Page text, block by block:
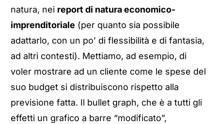
natura, nei report di natura economico-
imprenditoriale (per quanto sia possibile
adattarlo, con un po’ di flessibilità e di fantasia,
ad altri contesti). Mettiamo, ad esempio, di
voler mostrare ad un cliente come le spese del
suo budget si distribuiscono rispetto alla
previsione fatta. Il bullet graph, che è a tutti gli
effetti un grafico a barre “modificato”,